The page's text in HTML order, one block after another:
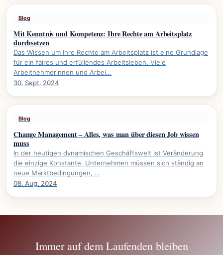
Blog
Mit Kenntnis und Kompetenz: Ihre Rechte am Arbeitsplatz
durchsetzen
Das Wissen um Ihre Rechte am Arbeitsplatz ist eine Grundlage
für ein faires und erfüllendes Arbeitsleben. Viele
Arbeitnehmerinnen und Arbei…
30. Sept. 2024
Blog
Change Management – Alles, was man über diesen Job wissen
muss
In der heutigen dynamischen Geschäftswelt ist Veränderung
die einzige Konstante. Unternehmen müssen sich ständig an
neue Marktbedingungen, …
08. Aug. 2024
Immer auf dem Laufenden bleiben